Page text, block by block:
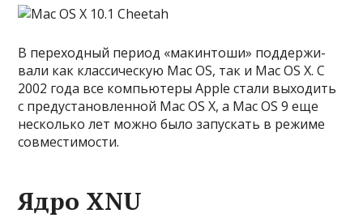
В переход­ный пери­од «макин­тоши» под­держи­
вали как клас­сичес­кую Mac OS, так и Mac OS X. С
2002 года все компь­юте­ры Apple ста­ли выходить
с пре­дус­танов­ленной Mac OS X, а Mac OS 9 еще
нес­коль­ко лет мож­но было запус­кать в режиме
сов­мести­мос­ти.
Ядро XNU